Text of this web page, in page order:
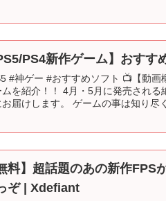
PS4新作ゲーム】おすす
#神ゲー #おすすめソフト 📺【動
ムを紹介！！ 4月・5月に発売され
届けします。 ゲームの事は知り尽
料】超話題のあの新作
ぞ | Xdefiant